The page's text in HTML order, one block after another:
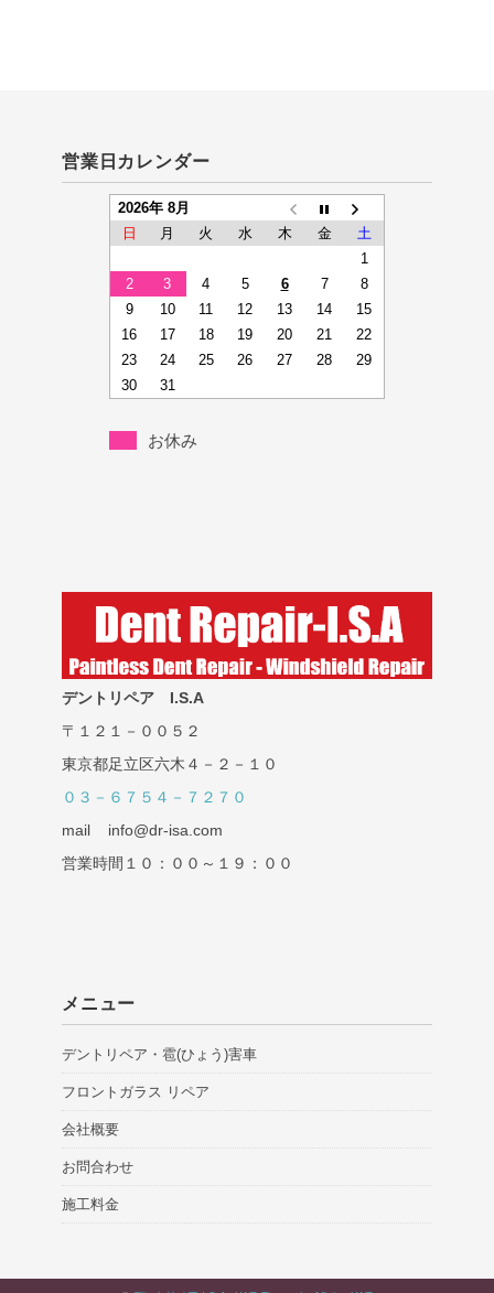
営業日カレンダー
2026年 8月
日
月 火 水 木 金
土
1
2
3 4 5 6 7
8
9
10 11 12 13 14
15
16
17 18 19 20 21
22
23
24 25 26 27 28
29
30
31
お休み
デントリペア I.S.A
〒１２１－００５２
東京都足立区六木４－２－１０
０３－６７５４－７２７０
mail info@dr-isa.com
営業時間１０：００～１９：００
メニュー
デントリペア・雹(ひょう)害車
フロントガラス リペア
会社概要
お問合わせ
施工料金